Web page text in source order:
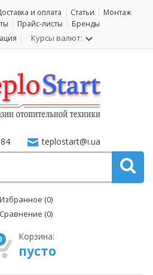
и оплата Статьи
Монтаж
Прайс-листы
Бренды
Курсы валют:
teplostart@i.ua
Избранное (0)
Сравнение (0)
Корзина:
пусто